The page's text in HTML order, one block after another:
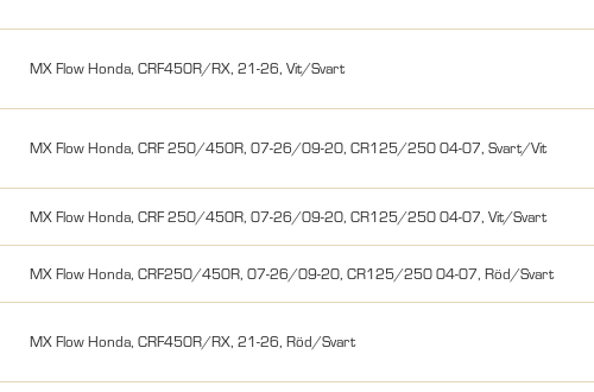
MX Flow Honda, CRF450R/RX, 21-26, Vit/Svart
MX Flow Honda, CRF 250/450R, 07-26/09-20, CR125/250 04-07, Svart/Vit
MX Flow Honda, CRF 250/450R, 07-26/09-20, CR125/250 04-07, Vit/Svart
MX Flow Honda, CRF250/450R, 07-26/09-20, CR125/250 04-07, Röd/Svart
MX Flow Honda, CRF450R/RX, 21-26, Röd/Svart